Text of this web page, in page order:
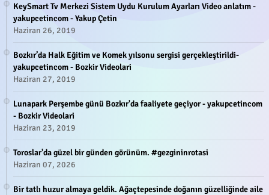
KeySmart Tv Merkezi Sistem Uydu Kurulum Ayarları Video anlatım -
yakupcetincom - Yakup Çetin
Haziran 26, 2019
Bozkır’da Halk Eğitim ve Komek yılsonu sergisi gerçekleştirildi-
yakupcetincom - Bozkir Videolari
Haziran 27, 2019
Lunapark Perşembe günü Bozkır'da faaliyete geçiyor - yakupcetincom
- Bozkir Videolari
Haziran 23, 2019
Toroslar'da güzel bir günden görünüm. #gezgininrotasi
Haziran 07, 2026
Bir tatlı huzur almaya geldik. Ağaçtepesinde doğanın güzelliğinde aile